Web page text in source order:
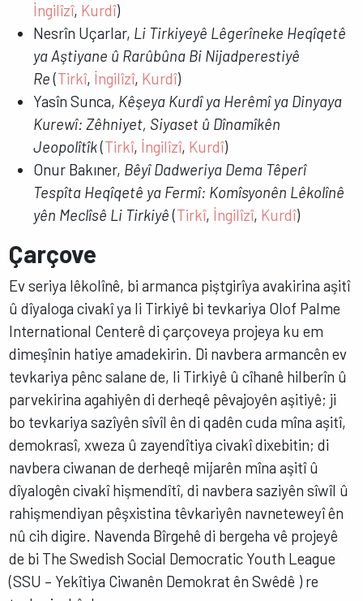
İngilîzî, Kurdî)
Nesrîn Uçarlar, Li Tirkiyeyê Lêgerîneke Heqîqetê
ya Aştiyane û Rarûbûna Bi Nijadperestiyê
Re(Tirkî, İngilîzî, Kurdî)
Yasîn Sunca, Kêşeya Kurdî ya Herêmî ya Dinyaya
Kurewî: Zêhniyet, Siyaset û Dînamîkên
Jeopolîtîk(Tirkî, İngilîzî, Kurdî)
Onur Bakıner, Bêyî Dadweriya Dema Têperî
Tespîta Heqîqetê ya Fermî: Komîsyonên Lêkolînê
yên Meclîsê Li Tirkiyê(Tirkî, İngilîzî, Kurdî)
Çarçove
Ev seriya lêkolînê, bi armanca piştgirîya avakirina aşitî
û dîyaloga civakî ya li Tirkiyê bi tevkariya Olof Palme
International Centerê di çarçoveya projeya ku em
dimeşînin hatiye amadekirin. Di navbera armancên ev
tevkariya pênc salane de, li Tirkiyê û cîhanê hilberîn û
parvekirina agahiyên di derheqê pêvajoyên aşitiyê; ji
bo tevkariya sazîyên sîvîl ên di qadên cuda mîna aşitî,
demokrasî, xweza û zayendîtiya civakî dixebitin; di
navbera ciwanan de derheqê mijarên mîna aşitî û
dîyalogên civakî hişmendîtî, di navbera saziyên sîwîl û
rahişmendiyan pêşxistina têvkariyên navneteweyî ên
nû cih digire. Navenda Bîrgehê di bergeha vê projeyê
de bi The Swedish Social Democratic Youth League
(SSU – Yekîtiya Ciwanên Demokrat ên Swêdê ) re